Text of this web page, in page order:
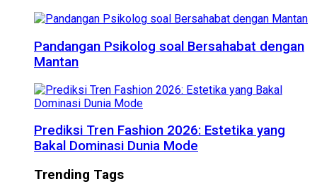
Pandangan Psikolog soal Bersahabat dengan
Mantan
Prediksi Tren Fashion 2026: Estetika yang
Bakal Dominasi Dunia Mode
Trending Tags